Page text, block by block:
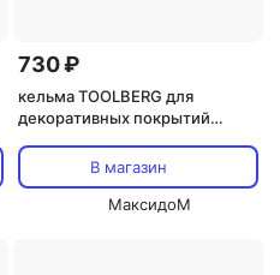
730 ₽
кельма TOOLBERG для
декоративных покрытий
В магазин
МаксидоМ